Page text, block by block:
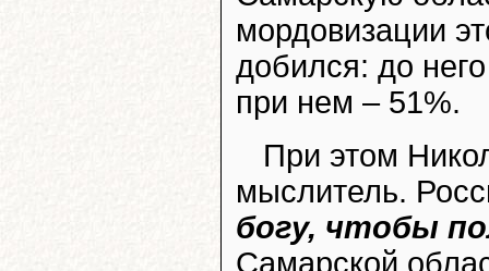
мордовизации
добился: до
при нем – 51%.
При этом
мыслитель.
богу, чтобы
Самарской